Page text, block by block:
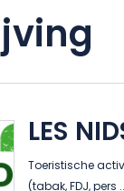
LES
Toeristische